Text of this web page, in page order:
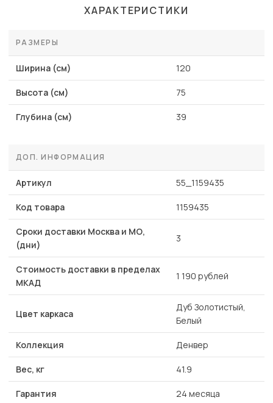
ХАРАКТЕРИСТИКИ
РАЗМЕРЫ
Ширина (см) 120
Высота (см) 75
Глубина (см) 39
ДОП. ИНФОРМАЦИЯ
Артикул 55_1159435
Код товара 1159435
Сроки доставки Москва и МО,
(дни)
3
Стоимость доставки в пределах
МКАД
1 190 рублей
Цвет каркаса
Дуб Золотистый,
Белый
Коллекция Денвер
Вес, кг 41.9
Гарантия 24 месяца